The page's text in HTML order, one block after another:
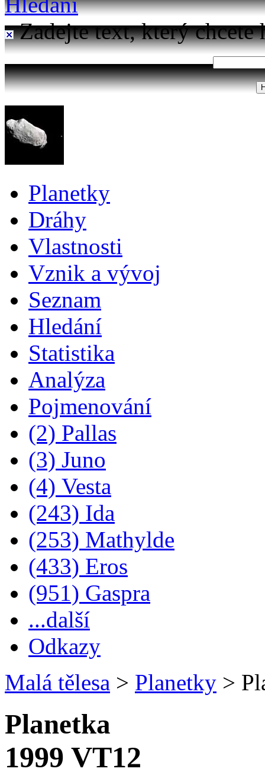
Zadejte text, který chcete
Planetky
Dráhy
Vlastnosti
Vznik a vývoj
Seznam
Hledání
Statistika
Analýza
Pojmenování
(2) Pallas
(3) Juno
(4) Vesta
(243) Ida
(253) Mathylde
(433) Eros
(951) Gaspra
...další
Odkazy
Malá tělesa > Planetky >
Planetka
1999 VT12